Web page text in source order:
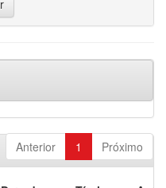
Anterior 1 Próximo